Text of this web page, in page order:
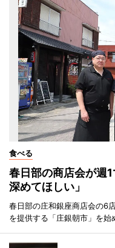
食べる
春日部の商店会が週
深めてほしい」
春日部の庄和銀座商店会の6
を提供する「庄銀朝市」を始